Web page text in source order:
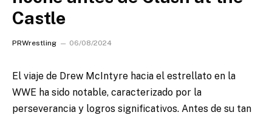
Castle
PRWrestling 06/08/2024
El viaje de Drew McIntyre hacia el estrellato en la
WWE ha sido notable, caracterizado por la
perseverancia y logros significativos. Antes de su tan